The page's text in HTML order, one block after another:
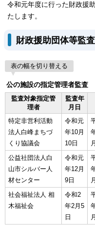
令和元年度に行った財政援
たします。
財政援助団体等監
表の幅を切り替える
公の施設の指定管理者監査
監査対象指定管
理者
監査年
月日
特定非営利活動
法人白峰まちづ
くり協議会
令和元
年10月
10日
公益社団法人白
山市シルバー人
材センター
令和元
年12月
9日
社会福祉法人 相
木福祉会
令和2
年2月5
日